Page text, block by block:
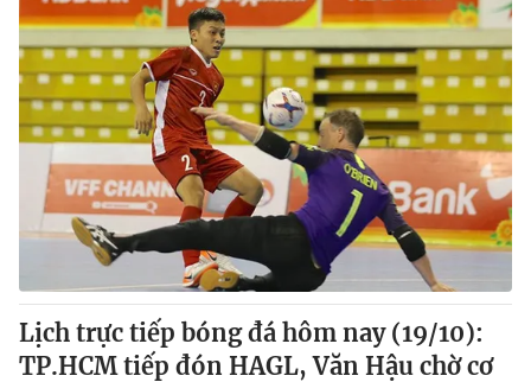
Lịch trực tiếp bóng đá hôm nay (19/10):
TP.HCM tiếp đón HAGL, Văn Hậu chờ cơ